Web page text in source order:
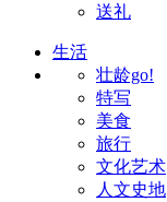
送礼
生活
壮龄go!
特写
美食
旅行
文化艺术
人文史地